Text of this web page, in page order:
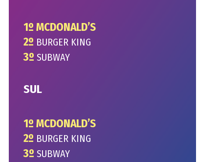
1º MCDONALD’S
2º BURGER KING
3º SUBWAY
SUL
1º MCDONALD’S
2º BURGER KING
3º SUBWAY